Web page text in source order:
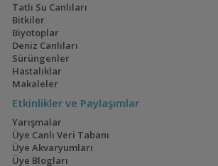
Tatlı Su Canlıları
Bitkiler
Biyotoplar
Deniz Canlıları
Sürüngenler
Hastalıklar
Makaleler
Etkinlikler ve Paylaşımlar
Yarışmalar
Üye Canlı Veri Tabanı
Üye Akvaryumları
Üye Blogları